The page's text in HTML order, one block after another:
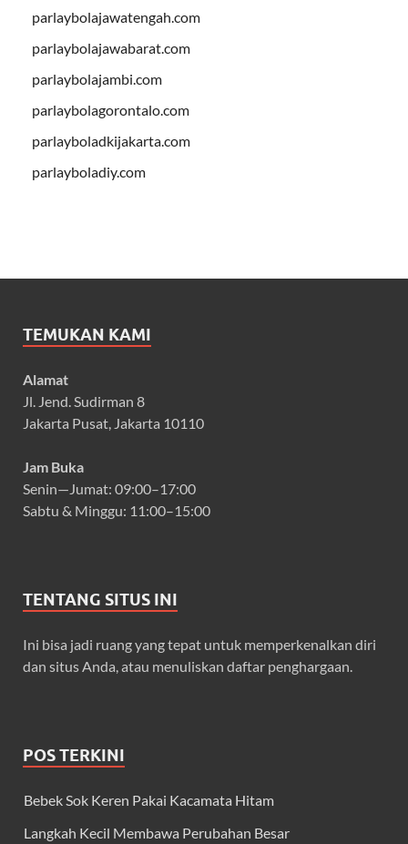
parlaybolajawatengah.com
parlaybolajawabarat.com
parlaybolajambi.com
parlaybolagorontalo.com
parlayboladkijakarta.com
parlayboladiy.com
TEMUKAN KAMI
Alamat
Jl. Jend. Sudirman 8
Jakarta Pusat, Jakarta 10110
Jam Buka
Senin—Jumat: 09:00–17:00
Sabtu & Minggu: 11:00–15:00
TENTANG SITUS INI
Ini bisa jadi ruang yang tepat untuk memperkenalkan diri
dan situs Anda, atau menuliskan daftar penghargaan.
POS TERKINI
Bebek Sok Keren Pakai Kacamata Hitam
Langkah Kecil Membawa Perubahan Besar